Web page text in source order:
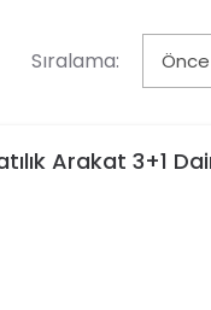
Sıralama:
Arakat 3+1